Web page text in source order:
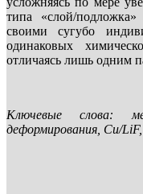
типа «слой/
своими сугубо
одинаковых
отличаясь лишь одним
Ключевые слова:
деформирования, Cu/